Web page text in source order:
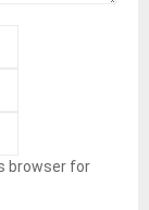
browser for